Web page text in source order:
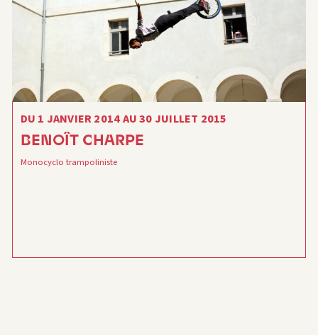
DU 1 JANVIER 2014 AU 30 JUILLET 2015
BENOÎT CHARPE
Monocyclo trampoliniste